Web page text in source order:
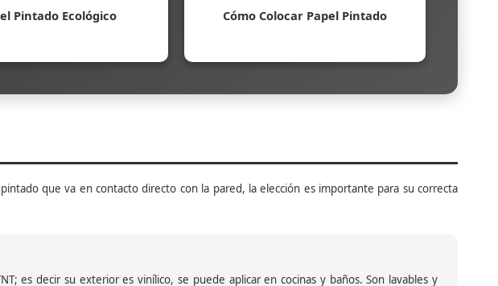
Pintado Ecológico Cómo Colocar Papel Pintado
que va en contacto directo con la pared, la elección es importante para su correcta
es decir su exterior es vinílico, se puede aplicar en cocinas y baños. Son lavables y